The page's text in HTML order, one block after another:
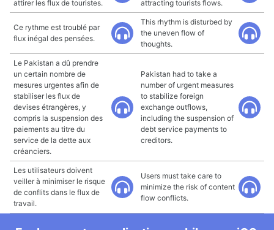
attirer les flux de touristes.
attracting tourists flows.
Ce rythme est troublé par
flux inégal des pensées.
This rhythm is disturbed by
the uneven flow of
thoughts.
Le Pakistan a dû prendre
un certain nombre de
mesures urgentes afin de
stabiliser les flux de
devises étrangères, y
compris la suspension des
paiements au titre du
service de la dette aux
créanciers.
Pakistan had to take a
number of urgent measures
to stabilize foreign
exchange outflows,
including the suspension of
debt service payments to
creditors.
Les utilisateurs doivent
veiller à minimiser le risque
de conflits dans le flux de
travail.
Users must take care to
minimize the risk of content
flow conflicts.